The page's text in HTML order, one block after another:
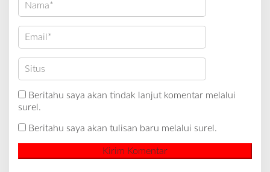
Beritahu saya akan tindak lanjut komentar melalui
surel.
Beritahu saya akan tulisan baru melalui surel.